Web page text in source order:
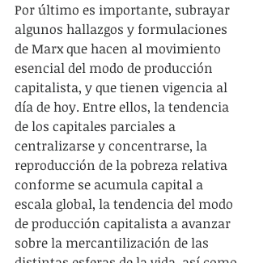
Por último es importante, subrayar
algunos hallazgos y formulaciones
de Marx que hacen al movimiento
esencial del modo de producción
capitalista, y que tienen vigencia al
día de hoy. Entre ellos, la tendencia
de los capitales parciales a
centralizarse y concentrarse, la
reproducción de la pobreza relativa
conforme se acumula capital a
escala global, la tendencia del modo
de producción capitalista a avanzar
sobre la mercantilización de las